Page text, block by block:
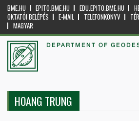
BME.HU EPITO.BME.HU EDU.EPITO.BME.HU
OKTATÓI BELÉPÉS
E-MAIL TELEFONKÖNYV
MAGYAR
DEPARTMENT OF
HOANG TRUNG